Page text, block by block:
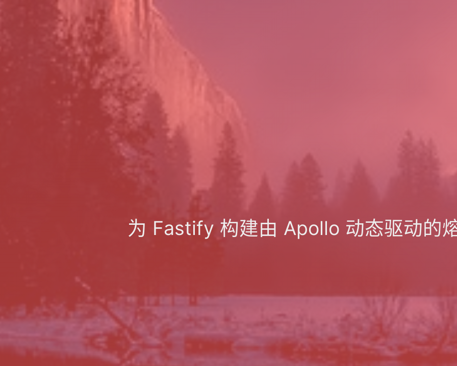
为 Fastify 构建由 Apollo 动态驱动的